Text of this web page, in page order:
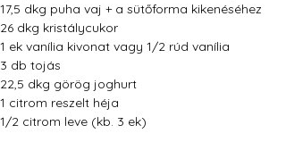
17,5 dkg puha vaj + a sütőforma kikenéséhez
26 dkg kristálycukor
1 ek vanília kivonat vagy 1/2 rúd vanília
3 db tojás
22,5 dkg görög joghurt
1 citrom reszelt héja
1/2 citrom leve (kb. 3 ek)